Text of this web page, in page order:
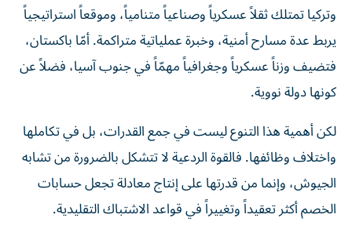
وتركيا تمتلك ثقلاً عسكرياً وصناعياً متنامياً، وموقعاً استراتيجياً
يربط عدة مسارح أمنية، وخبرة عملياتية متراكمة. أمّا باكستان،
فتضيف وزناً عسكرياً وجغرافياً مهمّاً في جنوب آسيا، فضلاً عن
كونها دولة نووية.
لكن أهمية هذا التنوع ليست في جمع القدرات، بل في تكاملها
واختلاف وظائفها. فالقوة الردعية لا تتشكل بالضرورة من تشابه
الجيوش، وإنما من قدرتها على إنتاج معادلة تجعل حسابات
الخصم أكثر تعقيداً وتغييراً في قواعد الاشتباك التقليدية.